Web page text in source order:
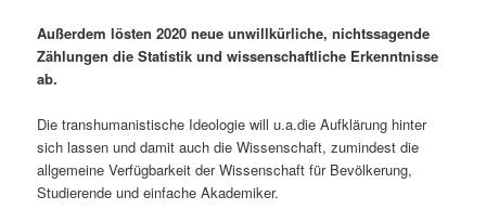
Außerdem lösten 2020 neue unwillkürliche, nichtssagende
Zählungen die Statistik und wissenschaftliche Erkenntnisse
ab.
Die transhumanistische Ideologie will u.a.die Aufklärung hinter
sich lassen und damit auch die Wissenschaft, zumindest die
allgemeine Verfügbarkeit der Wissenschaft für Bevölkerung,
Studierende und einfache Akademiker.